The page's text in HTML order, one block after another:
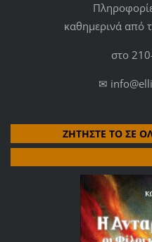
καθημερινά από
στο
✉
ΖΗΤΗΣΤΕ ΤΟ ΣΕ